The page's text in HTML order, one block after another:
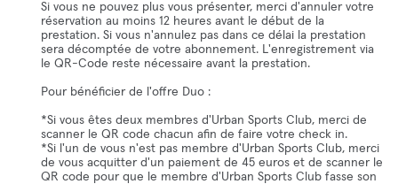
Si vous ne pouvez plus vous présenter, merci d'annuler votre
réservation au moins 12 heures avant le début de la
prestation. Si vous n'annulez pas dans ce délai la prestation
sera décomptée de votre abonnement. L'enregistrement via
le QR-Code reste nécessaire avant la prestation.
Pour bénéficier de l'offre Duo :
*Si vous êtes deux membres d'Urban Sports Club, merci de
scanner le QR code chacun afin de faire votre check in.
*Si l'un de vous n'est pas membre d'Urban Sports Club, merci
de vous acquitter d'un paiement de 45 euros et de scanner le
QR code pour que le membre d'Urban Sports Club fasse son